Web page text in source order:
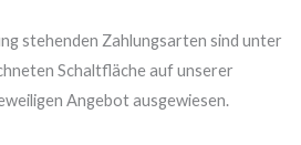
stehenden Zahlungsarten sind unter
Schaltfläche auf unserer
Angebot ausgewiesen.